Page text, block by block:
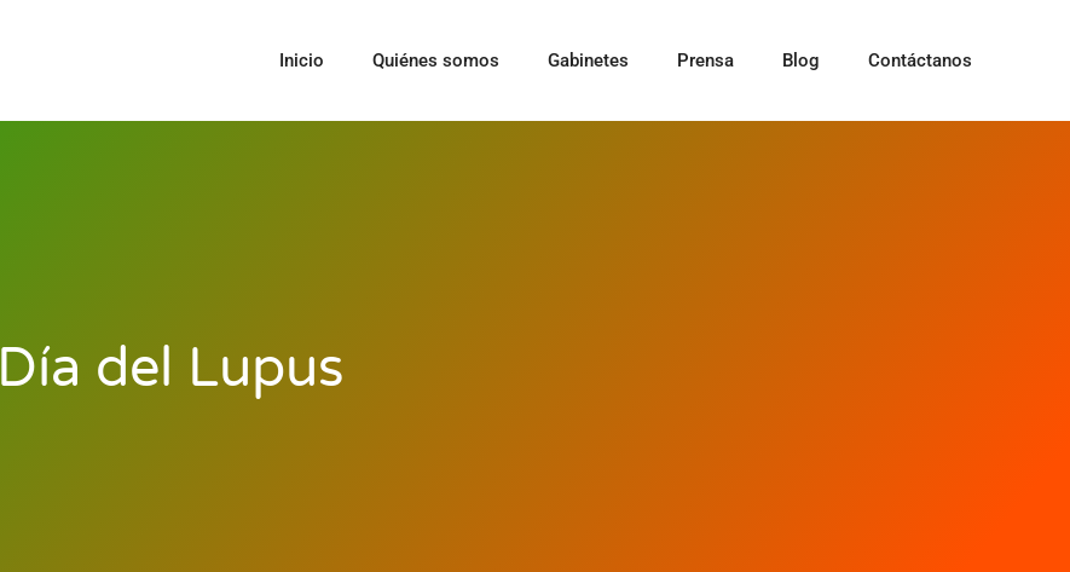
Inicio Quiénes somos Gabinetes Prensa Blog Contáctanos
Día del Lupus